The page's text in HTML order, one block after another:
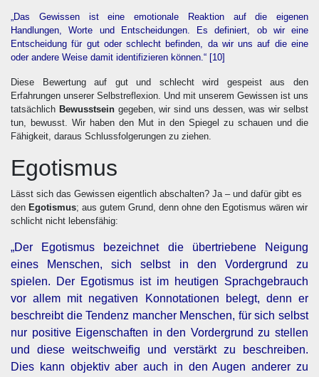
„Das Gewissen ist eine emotionale Reaktion auf die eigenen
Handlungen, Worte und Entscheidungen. Es definiert, ob wir eine
Entscheidung für gut oder schlecht befinden, da wir uns auf die eine
oder andere Weise damit identifizieren können.“ [10]
Diese Bewertung auf gut und schlecht wird gespeist aus den
Erfahrungen unserer Selbstreflexion. Und mit unserem Gewissen ist uns
tatsächlich Bewusstseingegeben, wir sind uns dessen, was wir selbst
tun, bewusst. Wir haben den Mut in den Spiegel zu schauen und die
Fähigkeit, daraus Schlussfolgerungen zu ziehen.
Egotismus
Lässt sich das Gewissen eigentlich abschalten? Ja – und dafür gibt es
den Egotismus; aus gutem Grund, denn ohne den Egotismus wären wir
schlicht nicht lebensfähig:
„Der Egotismus bezeichnet die übertriebene Neigung
eines Menschen, sich selbst in den Vordergrund zu
spielen. Der Egotismus ist im heutigen Sprachgebrauch
vor allem mit negativen Konnotationen belegt, denn er
beschreibt die Tendenz mancher Menschen, für sich selbst
nur positive Eigenschaften in den Vordergrund zu stellen
und diese weitschweifig und verstärkt zu beschreiben.
Dies kann objektiv aber auch in den Augen anderer zu